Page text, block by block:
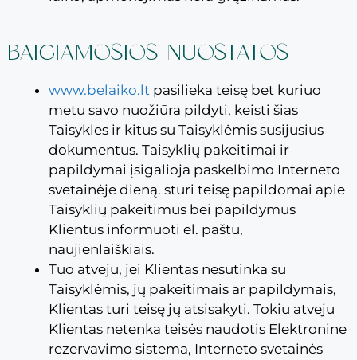
BAIGIAMOSIOS NUOSTATOS
www.belaiko.lt pasilieka teisę bet kuriuo
metu savo nuožiūra pildyti, keisti šias
Taisykles ir kitus su Taisyklėmis susijusius
dokumentus. Taisyklių pakeitimai ir
papildymai įsigalioja paskelbimo Interneto
svetainėje dieną. sturi teisę papildomai apie
Taisyklių pakeitimus bei papildymus
Klientus informuoti el. paštu,
naujienlaiškiais.
Tuo atveju, jei Klientas nesutinka su
Taisyklėmis, jų pakeitimais ar papildymais,
Klientas turi teisę jų atsisakyti. Tokiu atveju
Klientas netenka teisės naudotis Elektronine
rezervavimo sistema, Interneto svetainės